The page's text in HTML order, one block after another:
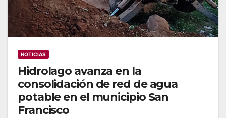
NOTICIAS
Hidrolago avanza en la
consolidación de red de agua
potable en el municipio San
Francisco